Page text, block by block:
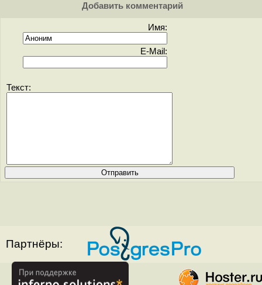
Добавить комментарий
Имя:
E-Mail:
Текст:
Партнёры: